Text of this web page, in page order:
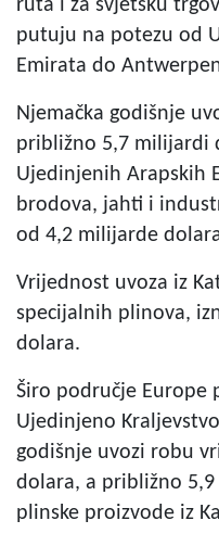
ruta i za svjetsku
putuju na potezu od
Emirata do
Njemačka godišnje
približno 5,7 milijardi
Ujedinjenih Arapskih
brodova, jahti i
od 4,2 milijarde
Vrijednost uvoza iz
specijalnih plinova,
dolara.
Širo područje Europe
Ujedinjeno
godišnje uvozi robu
dolara, a približno
plinske proizvode iz